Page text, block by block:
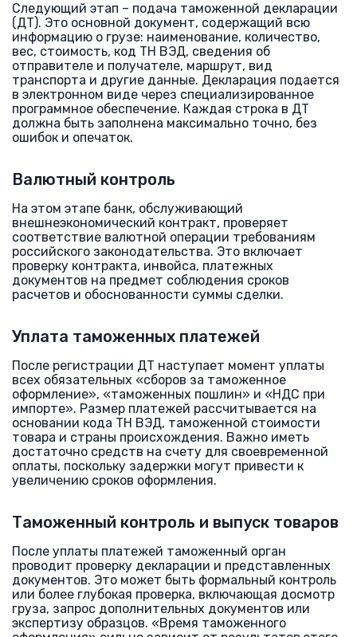
Следующий этап – подача таможенной декларации
(ДТ). Это основной документ, содержащий всю
информацию о грузе: наименование, количество,
вес, стоимость, код ТН ВЭД, сведения об
отправителе и получателе, маршрут, вид
транспорта и другие данные. Декларация подается
в электронном виде через специализированное
программное обеспечение. Каждая строка в ДТ
должна быть заполнена максимально точно, без
ошибок и опечаток.
Валютный контроль
На этом этапе банк, обслуживающий
внешнеэкономический контракт, проверяет
соответствие валютной операции требованиям
российского законодательства. Это включает
проверку контракта, инвойса, платежных
документов на предмет соблюдения сроков
расчетов и обоснованности суммы сделки.
Уплата таможенных платежей
После регистрации ДТ наступает момент уплаты
всех обязательных «сборов за таможенное
оформление», «таможенных пошлин» и «НДС при
импорте». Размер платежей рассчитывается на
основании кода ТН ВЭД, таможенной стоимости
товара и страны происхождения. Важно иметь
достаточно средств на счету для своевременной
оплаты, поскольку задержки могут привести к
увеличению сроков оформления.
Таможенный контроль и выпуск товаров
После уплаты платежей таможенный орган
проводит проверку декларации и представленных
документов. Это может быть формальный контроль
или более глубокая проверка, включающая досмотр
груза, запрос дополнительных документов или
экспертизу образцов. «Время таможенного